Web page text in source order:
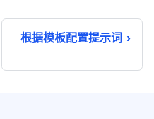
根据模板配置提示词